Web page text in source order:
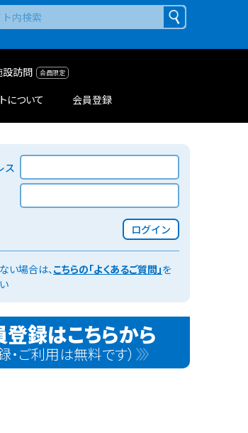
設訪問
について 会員登録
ス
ログイン
い場合は、こちらの「よくあるご質問」を
登録はこちらから
・ご利用は無料です）